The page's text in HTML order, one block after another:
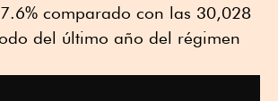
comparado con las 30,028
del último año del régimen